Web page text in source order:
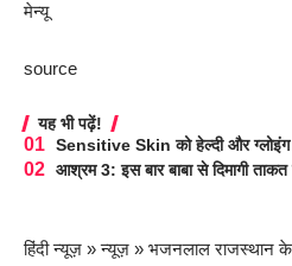
मेन्यू
source
यह भी पढ़ें!
Sensitive Skin को हेल्दी और ग्लोइंग
आश्रम 3: इस बार बाबा से दिमागी ताकत
हिंदी न्यूज़ »न्यूज़ » भजनलाल राजस्थान के